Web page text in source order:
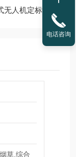
标板顺利验收
草,综合
电话咨询